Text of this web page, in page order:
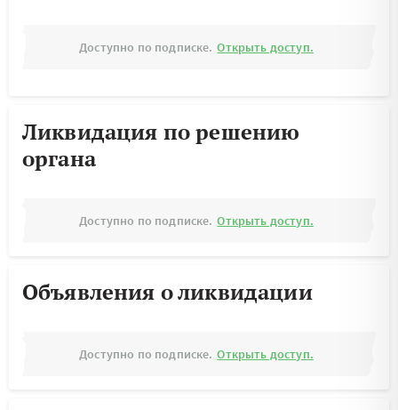
Доступно по подписке. Открыть доступ.
Ликвидация по решению
органа
Доступно по подписке. Открыть доступ.
Объявления о ликвидации
Доступно по подписке. Открыть доступ.